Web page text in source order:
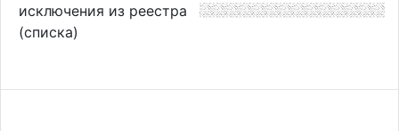
исключения из реестра
(списка)